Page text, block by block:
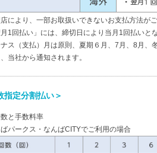
により、一部お取扱いできないお支払方法がご
1回払い」には、締切日により当月1回払いと
ス（支払）月は原則、夏期６月、7月、8月、
当社から通知されます。
指定分割払い＞
と手数料率
パークス・なんばCITYでご利用の場合